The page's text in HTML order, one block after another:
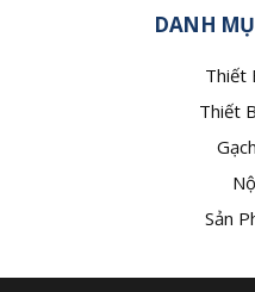
DANH
Thiết
Thiết
Sản